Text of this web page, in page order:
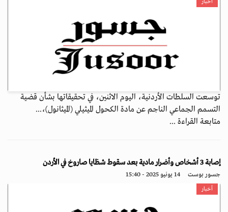
أخبار
توسعت السلطات الأردنية، اليوم الاثنين، في تحقيقاتها بشأن قضية
التسمم الجماعي الناجم عن مادة الكحول الميثيلي (الميثانول)،...
متابعة القراءة ...
إصابة 3 أشخاص وأضرار مادية بعد سقوط شظايا صاروخ في الأردن
جسور بوست 14 يونيو 2025 - 15:40
أخبار